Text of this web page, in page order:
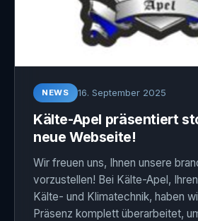
NEWS 16. September 2025
Kälte-Apel präsentiert
neue Webseite!
Wir freuen uns, Ihnen unsere
vorzustellen! Bei Kälte-Apel,
Kälte- und Klimatechnik, haben
Präsenz komplett überarbeitet,